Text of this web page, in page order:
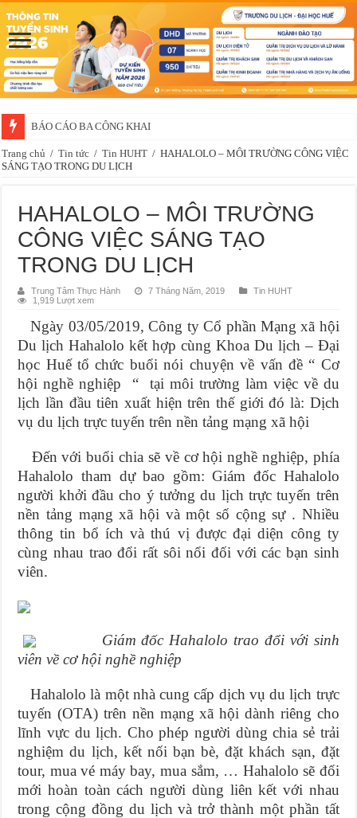
BÁO CÁO BA CÔNG KHAI
Trang chủ / Tin tức / Tin HUHT / HAHALOLO – MÔI TRƯỜNG CÔNG VIỆC
SÁNG TẠO TRONG DU LỊCH
HAHALOLO – MÔI TRƯỜNG
CÔNG VIỆC SÁNG TẠO
TRONG DU LỊCH
Trung Tâm Thực Hành 7 Tháng Năm, 2019
Tin HUHT
1,919 Lượt xem
Ngày 03/05/2019, Công ty Cổ phần Mạng xã hội
Du lịch Hahalolo kết hợp cùng Khoa Du lịch – Đại
học Huế tổ chức buổi nói chuyện về vấn đề “ Cơ
hội nghề nghiệp “ tại môi trường làm việc về du
lịch lần đầu tiên xuất hiện trên thế giới đó là: Dịch
vụ du lịch trực tuyến trên nền tảng mạng xã hội
Đến với buổi chia sẽ về cơ hội nghề nghiệp, phía
Hahalolo tham dự bao gồm: Giám đốc Hahalolo
người khởi đầu cho ý tưởng du lịch trực tuyến trên
nền tảng mạng xã hội và một số cộng sự . Nhiều
thông tin bổ ích và thú vị được đại diện công ty
cùng nhau trao đổi rất sôi nổi đối với các bạn sinh
viên.
Giám đốc Hahalolo trao đổi với sinh
viên về cơ hội nghề nghiệp
Hahalolo là một nhà cung cấp dịch vụ du lịch trực
tuyến (OTA) trên nền mạng xã hội dành riêng cho
lĩnh vực du lịch. Cho phép người dùng chia sẻ trải
nghiệm du lịch, kết nối bạn bè, đặt khách sạn, đặt
tour, mua vé máy bay, mua sắm, … Hahalolo sẽ đổi
mới hoàn toàn cách người dùng liên kết với nhau
trong cộng đồng du lịch và trở thành một phần tất